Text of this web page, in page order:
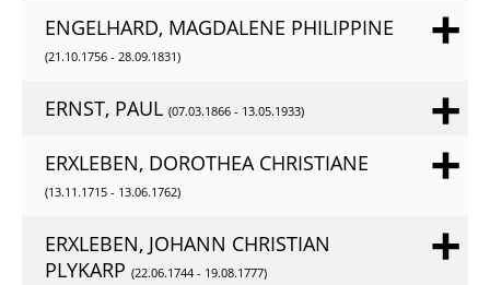
ENGELHARD, MAGDALENE PHILIPPINE
(21.10.1756 - 28.09.1831)
ERNST, PAUL (07.03.1866 - 13.05.1933)
ERXLEBEN, DOROTHEA CHRISTIANE
(13.11.1715 - 13.06.1762)
ERXLEBEN, JOHANN CHRISTIAN
PLYKARP (22.06.1744 - 19.08.1777)